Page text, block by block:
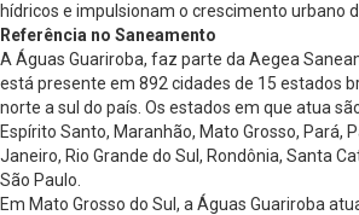
hídricos e impulsionam o crescimento urbano
Referência no Saneamento
A Águas Guariroba, faz parte da Aegea
está presente em 892 cidades de 15 estados
norte a sul do país. Os estados em que atua
Espírito Santo, Maranhão, Mato Grosso, Pará,
Janeiro, Rio Grande do Sul, Rondônia, Santa
São Paulo.
Em Mato Grosso do Sul, a Águas Guariroba